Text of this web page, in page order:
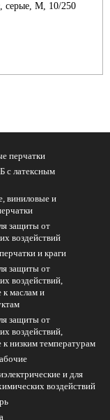
серые, М, 10/250
перчатки
с латексным
виниловые и
защиты от
воздействий
и краги
защиты от
воздействий,
к маслам и
защиты от
воздействий,
к низким температурам
и для
воздействий